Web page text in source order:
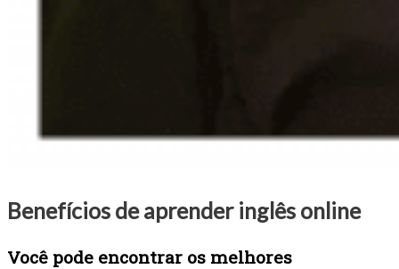
Benefícios de aprender inglês online
Você pode encontrar os melhores